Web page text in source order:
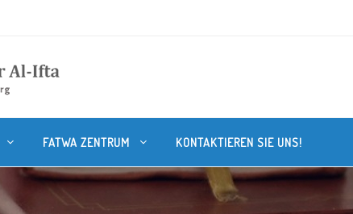
FATWA ZENTRUM KONTAKTIEREN SIE UNS!